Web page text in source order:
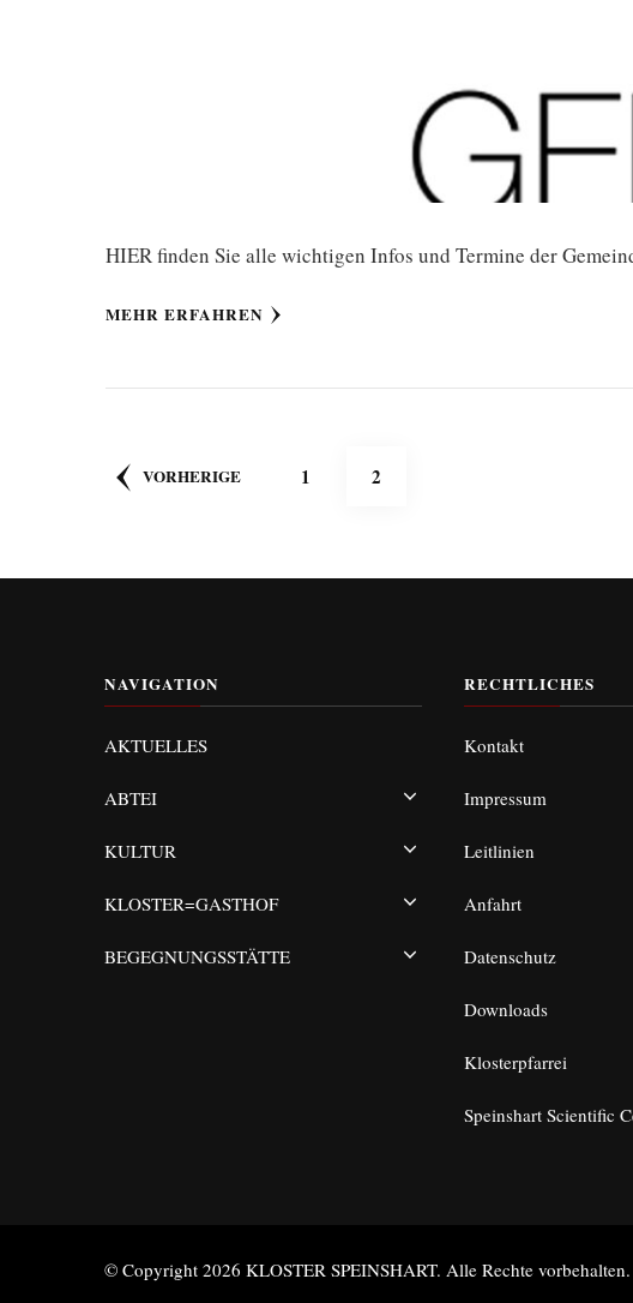
HIER finden Sie alle wichtigen Infos und Termine der
MEHR ERFAHREN
Seitennummerierung
Beiträge
VORHERIGE SEITE
1 SEITE
2
NAVIGATION
AKTUELLES
ABTEI
KULTUR
KLOSTER=GASTHOF
BEGEGNUNGSSTÄTTE
RECHTLICHES
Kontakt
Impressum
Leitlinien
Anfahrt
Datenschutz
Downloads
Klosterpfarrei
Speinshart Scientific
© Copyright 2026 KLOSTER SPEINSHART. Alle Rechte vorbehalten.